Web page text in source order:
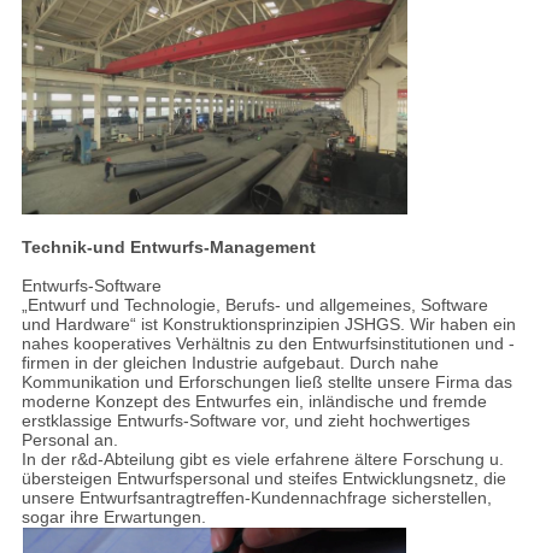
Technik-und Entwurfs-Management
Entwurfs-Software
„Entwurf und Technologie, Berufs- und allgemeines, Software
und Hardware“ ist Konstruktionsprinzipien JSHGS. Wir haben ein
nahes kooperatives Verhältnis zu den Entwurfsinstitutionen und -
firmen in der gleichen Industrie aufgebaut. Durch nahe
Kommunikation und Erforschungen ließ stellte unsere Firma das
moderne Konzept des Entwurfes ein, inländische und fremde
erstklassige Entwurfs-Software vor, und zieht hochwertiges
Personal an.
In der r&d-Abteilung gibt es viele erfahrene ältere Forschung u.
übersteigen Entwurfspersonal und steifes Entwicklungsnetz, die
unsere Entwurfsantragtreffen-Kundennachfrage sicherstellen,
sogar ihre Erwartungen.